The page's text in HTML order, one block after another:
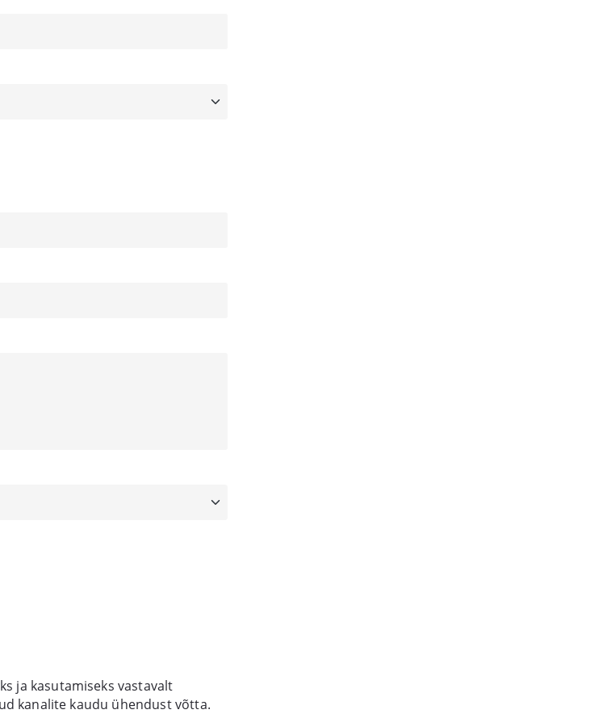
ja kasutamiseks vastavalt
kanalite kaudu ühendust võtta.